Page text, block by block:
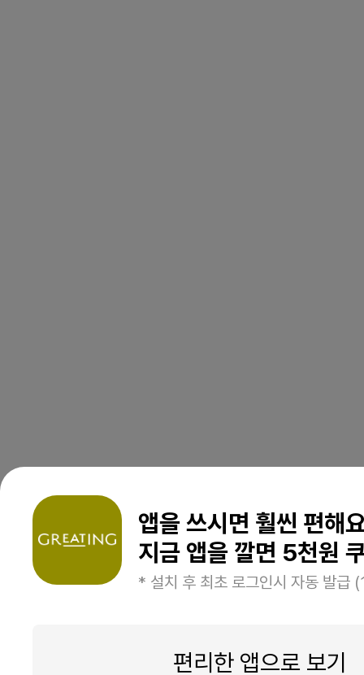
앱을 쓰시면 훨씬 편해
지금 앱을 깔면 5천원
* 설치 후 최초 로그인시 자동 발급
편리한 앱으로 보기